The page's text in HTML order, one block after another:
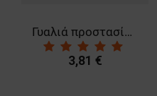
Γυαλιά προστασίας RAY CLEAR
3,81 €